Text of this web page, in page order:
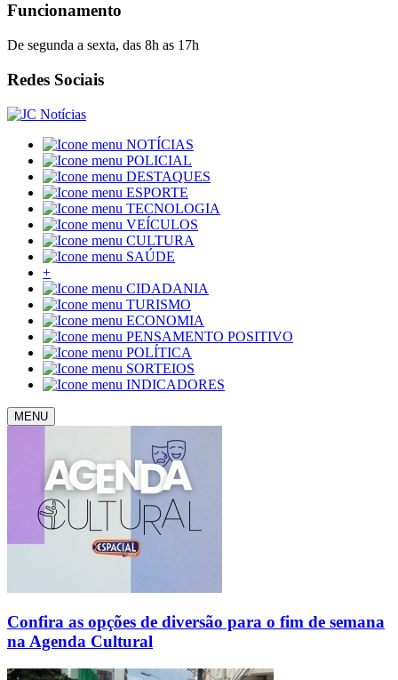
Funcionamento
De segunda a sexta, das 8h as 17h
Redes Sociais
NOTÍCIAS
POLICIAL
DESTAQUES
ESPORTE
TECNOLOGIA
VEÍCULOS
CULTURA
SAÚDE
+
CIDADANIA
TURISMO
ECONOMIA
PENSAMENTO POSITIVO
POLÍTICA
SORTEIOS
INDICADORES
MENU
Confira as opções de diversão para o fim de semana
na Agenda Cultural